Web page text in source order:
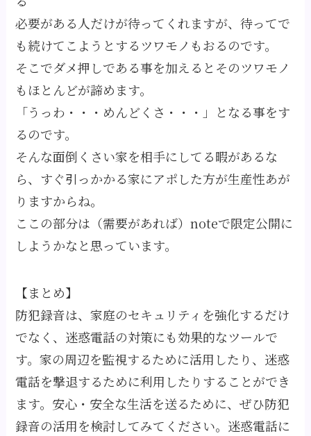
必要がある人だけが待ってくれますが、待ってで
も続けてこようとするツワモノもおるのです。
そこでダメ押しである事を加えるとそのツワモノ
もほとんどが諦めます。
「うっわ・・・めんどくさ・・・」となる事をす
るのです。
そんな面倒くさい家を相手にしてる暇があるな
ら、すぐ引っかかる家にアポした方が生産性あが
りますからね。
ここの部分は（需要があれば）noteで限定公開に
しようかなと思っています。
【まとめ】
防犯録音は、家庭のセキュリティを強化するだけ
でなく、迷惑電話の対策にも効果的なツールで
す。家の周辺を監視するために活用したり、迷惑
電話を撃退するために利用したりすることができ
ます。安心・安全な生活を送るために、ぜひ防犯
録音の活用を検討してみてください。迷惑電話に